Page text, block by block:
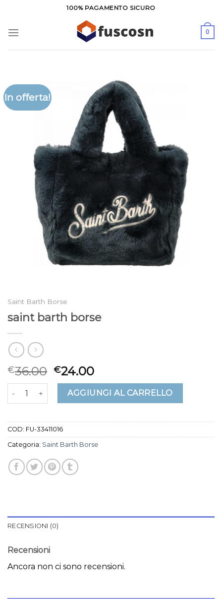
contenuti
100% PAGAMENTO SICURO
0
In offerta!
Saint Barth Borse
saint barth borse
€36.00 €24.00
saint barth borse quantitàAGGIUNGI AL CARRELLO
COD: FU-33411016
Categoria: Saint Barth Borse
RECENSIONI (0)
Recensioni
Ancora non ci sono recensioni.